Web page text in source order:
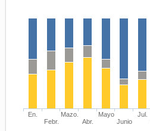
En.
Febr.
Mazo.
Abr.
Mayo
Junio
Jul.